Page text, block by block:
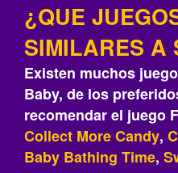
¿QUE
SIMILARES A
Existen muchos
Baby, de los
recomendar el juego
Collect More Candy,
Baby Bathing Time,